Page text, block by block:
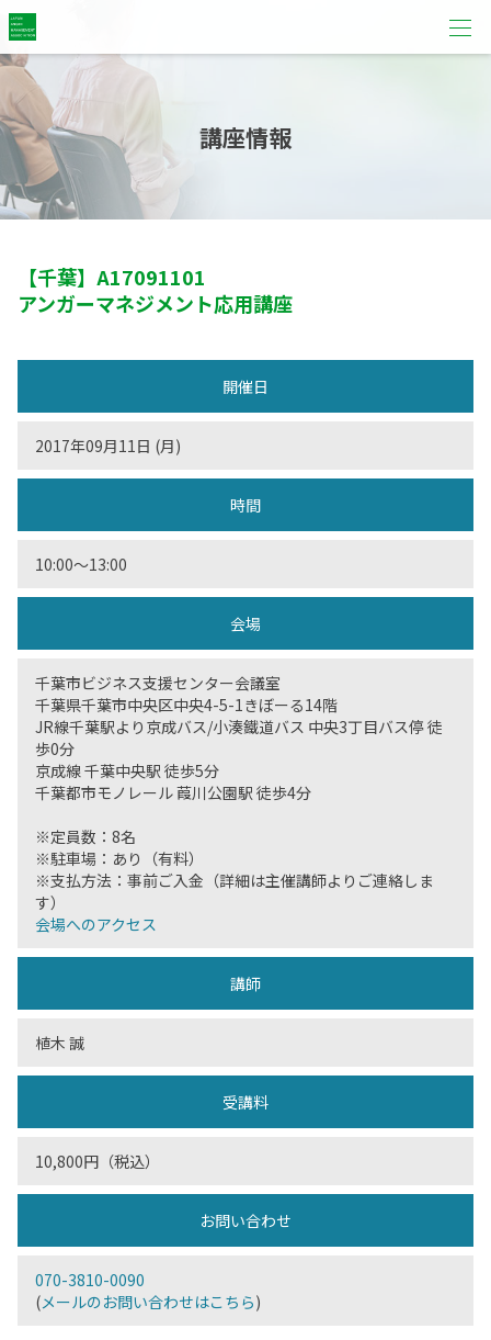
講座情報
【千葉】 A17091101
アンガーマネジメント応用講座
開催日
2017年09月11日 (月)
時間
10:00〜13:00
会場
千葉市ビジネス支援センター会議室
千葉県千葉市中央区中央4-5-1きぼーる14階
JR線千葉駅より京成バス/小湊鐵道バス 中央3丁目バス停 徒
歩0分
京成線 千葉中央駅 徒歩5分
千葉都市モノレール 葭川公園駅 徒歩4分
※定員数：8名
※駐車場：あり（有料）
※支払方法：事前ご入金（詳細は主催講師よりご連絡しま
す）
会場へのアクセス
講師
植木 誠
受講料
10,800円（税込）
お問い合わせ
070-3810-0090
(メールのお問い合わせはこちら)